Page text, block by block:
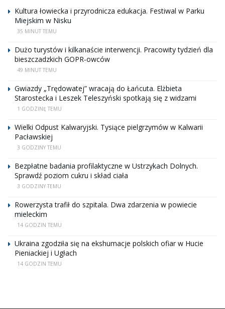
Kultura łowiecka i przyrodnicza edukacja. Festiwal w Parku
Miejskim w Nisku
35 MINUT TEMU
Dużo turystów i kilkanaście interwencji. Pracowity tydzień dla
bieszczadzkich GOPR-owców
49 MINUT TEMU
Gwiazdy „Trędowatej” wracają do Łańcuta. Elżbieta
Starostecka i Leszek Teleszyński spotkają się z widzami
1 GODZINĘ TEMU
Wielki Odpust Kalwaryjski. Tysiące pielgrzymów w Kalwarii
Pacławskiej
3 GODZINY TEMU
Bezpłatne badania profilaktyczne w Ustrzykach Dolnych.
Sprawdź poziom cukru i skład ciała
3 GODZINY TEMU
Rowerzysta trafił do szpitala. Dwa zdarzenia w powiecie
mieleckim
14 GODZIN TEMU
Ukraina zgodziła się na ekshumacje polskich ofiar w Hucie
Pieniackiej i Ugłach
14 GODZIN TEMU